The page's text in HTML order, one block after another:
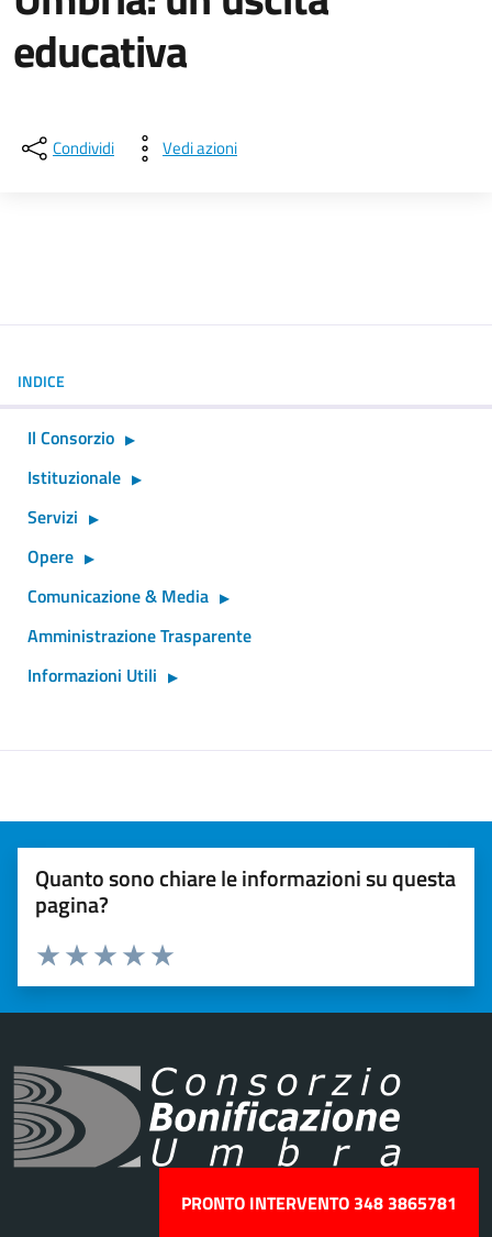
educativa
Condividi Vedi azioni
INDICE
Il Consorzio
Istituzionale
Servizi
Opere
Comunicazione & Media
Amministrazione Trasparente
Informazioni Utili
Quanto sono chiare le informazioni su questa
pagina?
Valuta 5 stelle su 5
Valuta 4 stelle su 5
Valuta 3 stelle su 5
Valuta 2 stelle su 5
Valuta 1 stelle su 5
PRONTO INTERVENTO 348 3865781